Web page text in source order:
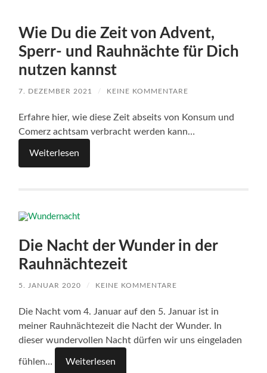
Wie Du die Zeit von Advent,
Sperr- und Rauhnächte für Dich
nutzen kannst
7. DEZEMBER 2021 / KEINE KOMMENTARE
Erfahre hier, wie diese Zeit abseits von Konsum und
Comerz achtsam verbracht werden kann…
Weiterlesen
Die Nacht der Wunder in der
Rauhnächtezeit
5. JANUAR 2020 / KEINE KOMMENTARE
Die Nacht vom 4. Januar auf den 5. Januar ist in
meiner Rauhnächtezeit die Nacht der Wunder. In
dieser wundervollen Nacht dürfen wir uns eingeladen
fühlen… Weiterlesen